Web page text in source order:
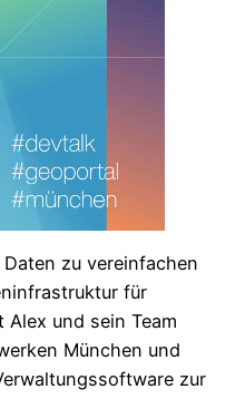
zu vereinfachen
für
und sein Team
München und
zur